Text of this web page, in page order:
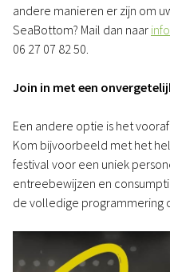
andere manieren er zijn om
SeaBottom? Mail dan naar
06 27 07 82 50.
Join in met een
Een andere optie is het
Kom bijvoorbeeld met het
festival voor een uniek
entreebewijzen en
de volledige programmering